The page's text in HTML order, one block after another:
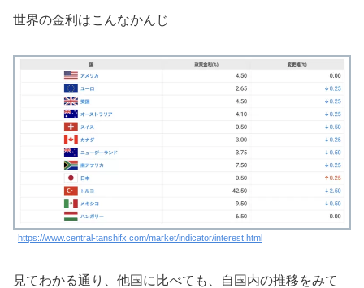
世界の金利はこんなかんじ
https://www.central-tanshifx.com/market/indicator/interest.html
見てわかる通り、他国に比べても、自国内の推移をみて